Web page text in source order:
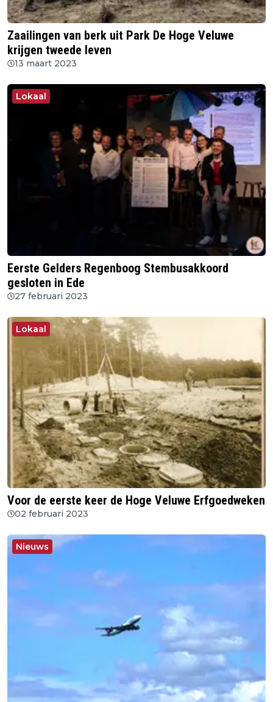
Zaailingen van berk uit Park De Hoge Veluwe
krijgen tweede leven
13 maart 2023
Lokaal
Eerste Gelders Regenboog Stembusakkoord
gesloten in Ede
27 februari 2023
Lokaal
Voor de eerste keer de Hoge Veluwe Erfgoedweken
02 februari 2023
Nieuws